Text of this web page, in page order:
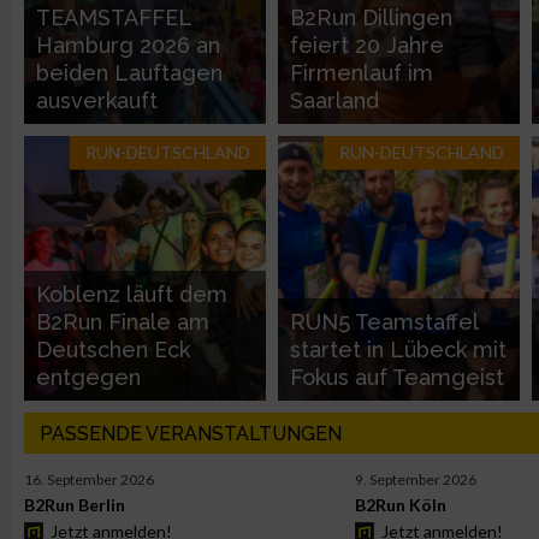
TEAMSTAFFEL
Hamburg 2026 an
beiden Lauftagen
ausverkauft
B2Run Dillingen
feiert 20 Jahre
Firmenlauf im
Saarland
RUN-DEUTSCHLAND
Koblenz läuft dem
B2Run Finale am
Deutschen Eck
entgegen
RUN-DEUTSCHLAND
RUN5 Teamstaffel
startet in Lübeck mit
Fokus auf Teamgeist
PASSENDE VERANSTALTUNGEN
16. September 2026
B2Run Berlin
Jetzt anmelden!
9. September 2026
B2Run Köln
Jetzt anmelden!
Nicht-IAB-Verarbeitungszwecke:
Notwendig
Performance
Funktional
Werbung